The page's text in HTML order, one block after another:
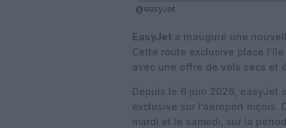
@easyJet
EasyJet a inauguré une
Cette route exclusive place
avec une offre de vols secs et
Depuis le 6 juin 2026, easyJet
exclusive sur l’aéroport niçois.
mardi et le samedi, sur la